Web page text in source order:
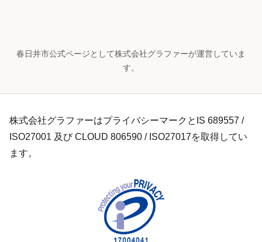
春日井市公式ページとして株式会社グラファーが運営していま
す。
株式会社グラファーはプライバシーマークとIS 689557 /
ISO27001 及び CLOUD 806590 / ISO27017を取得してい
ます。